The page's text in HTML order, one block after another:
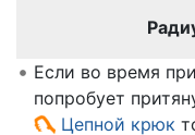
Если во время
попробует
Цепной крюк